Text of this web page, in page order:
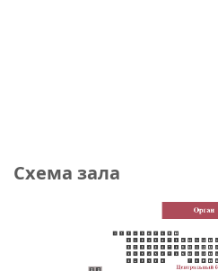
Схема зала